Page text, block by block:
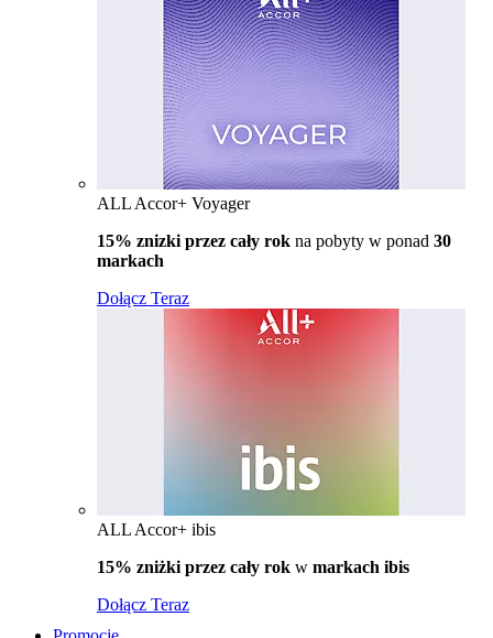
ALL Accor+ Voyager
15% znizki przez cały rok na pobyty w ponad 30
markach
Dołącz Teraz
ALL Accor+ ibis
15% zniżki przez cały rok w markach ibis
Dołącz Teraz